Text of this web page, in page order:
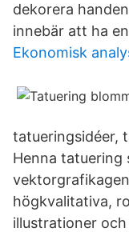
dekorera
innebär att ha
Ekonomisk
tatueringsidéer,
Henna tatuering
högkvalitativa,
illustrationer